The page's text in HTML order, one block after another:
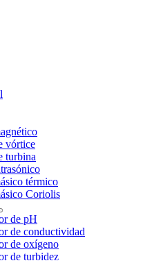
vórtice
turbina
térmico
Coriolis
de pH
de conductividad
de oxígeno
de turbidez